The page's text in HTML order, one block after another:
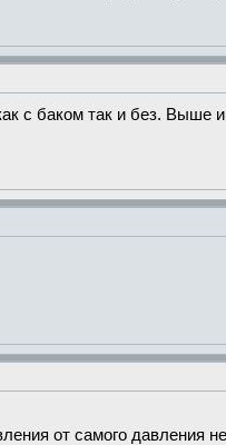
с баком так и без. Выше
от самого давления